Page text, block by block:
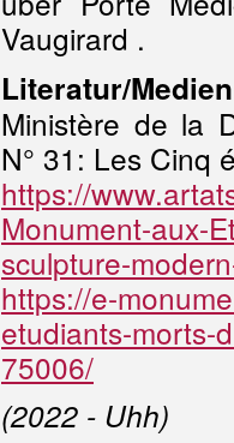
Vaugirard .
Literatur/Medien
Ministère de la
N° 31: Les Cinq
https://
Monument-aux-
sculpture-
https://e-
etudiants-morts-
75006/
(2022 - Uhh)